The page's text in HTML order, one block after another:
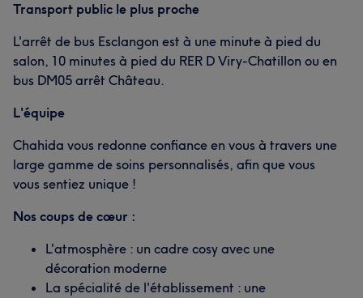
Transport public le plus proche
L'arrêt de bus Esclangon est à une minute à pied du
salon, 10 minutes à pied du RER D Viry-Chatillon ou en
bus DM05 arrêt Château.
L'équipe
Chahida vous redonne confiance en vous à travers une
large gamme de soins personnalisés, afin que vous
vous sentiez unique !
Nos coups de cœur :
L'atmosphère : un cadre cosy avec une
décoration moderne
La spécialité de l'établissement : une